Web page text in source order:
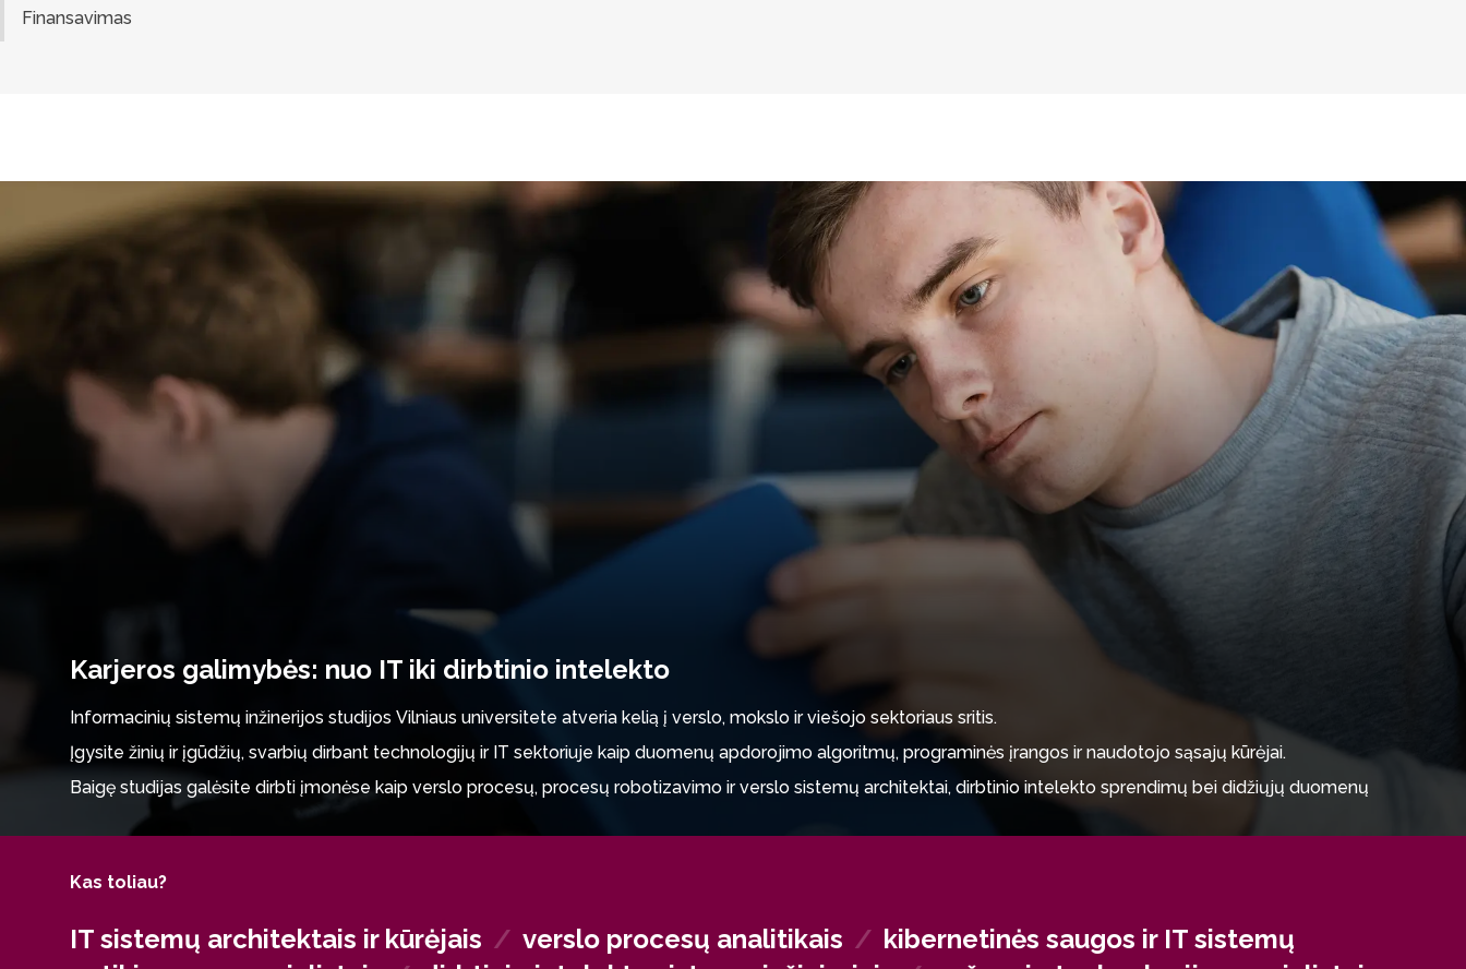
Finansavimas
Karjeros galimybės: nuo IT iki dirbtinio intelekto
Informacinių sistemų inžinerijos studijos Vilniaus universitete atveria kelią į verslo, mokslo ir viešojo sektoriaus sritis.
Įgysite žinių ir įgūdžių, svarbių dirbant technologijų ir IT sektoriuje kaip duomenų apdorojimo algoritmų, programinės įrangos ir naudotojo sąsajų kūrėjai.
Baigę studijas galėsite dirbti įmonėse kaip verslo procesų, procesų robotizavimo ir verslo sistemų architektai, dirbtinio intelekto sprendimų bei didžiųjų duomenų
analitikos specialistai, gebantys pasitelkti našiųjų ir kvantinių skaičiavimų galimybes.
Karjerą galėsite tęsti startuoliuose, tarptautinėse įmonėse ar viešajame sektoriuje kaip specialistai, taikantys inovatyvius IT inžinerinius sprendimus ir dirbtinį
Kas toliau?
IT sistemų architektais ir kūrėjais / verslo procesų analitikais / kibernetinės saugos ir IT sistemų